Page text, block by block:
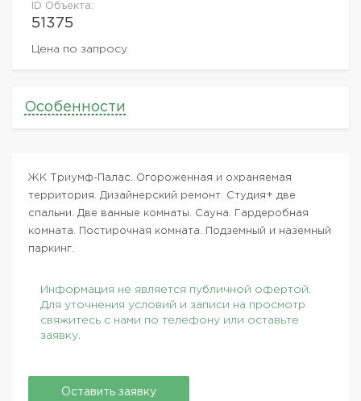
ID Объекта:
51375
Цена по запросу
Особенности
ЖК Триумф-Палас. Огороженная и охраняемая
территория. Дизайнерский ремонт. Студия+ две
спальни. Две ванные комнаты. Сауна. Гардеробная
комната. Постирочная комната. Подземный и наземный
паркинг.
Информация не является публичной офертой.
Для уточнения условий и записи на просмотр
свяжитесь с нами по телефону или оставьте
заявку.
Оставить заявку